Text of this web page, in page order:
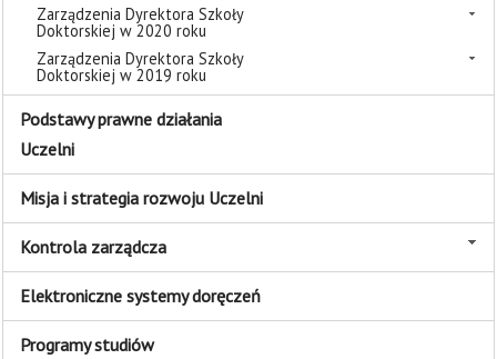
Zarządzenia Dyrektora Szkoły
Doktorskiej w 2020 roku
Zarządzenia Dyrektora Szkoły
Doktorskiej w 2019 roku
Podstawy prawne działania
Uczelni
Misja i strategia rozwoju Uczelni
Kontrola zarządcza
Elektroniczne systemy doręczeń
Programy studiów